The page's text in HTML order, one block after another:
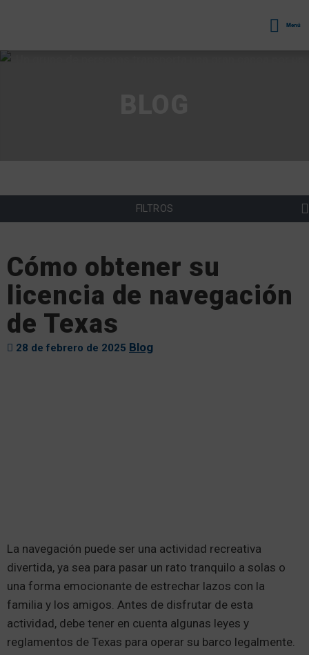
Menú
FILTROS
Cómo obtener su
licencia de navegación
de Texas
28 de febrero de 2025 Blog
La navegación puede ser una actividad recreativa
divertida, ya sea para pasar un rato tranquilo a solas o
una forma emocionante de estrechar lazos con la
familia y los amigos. Antes de disfrutar de esta
actividad, debe tener en cuenta algunas leyes y
reglamentos de Texas para operar su barco legalmente.